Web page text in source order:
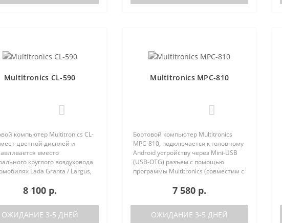
Multitronics CL-590
компьютер Multitronics CL-
цветной дисплей и
вместо
круглого воздуховода
Lada Granta / Largus,
Almera, на место
вставки панели
8 100 р.
ОЖИДАНИЕ 3-5 ДНЕЙ
Multitronics MPC-810
Бортовой компьютер Multitronics
MPC-810, подключается к головному
Android устройству через Mini-USB
(USB-OTG) разъем с помощью
программы Multitronics (совместим с
Multitronics MPC-810 по сравнению с
7 580 р.
ОЖИДАНИЕ 3-5 ДНЕЙ